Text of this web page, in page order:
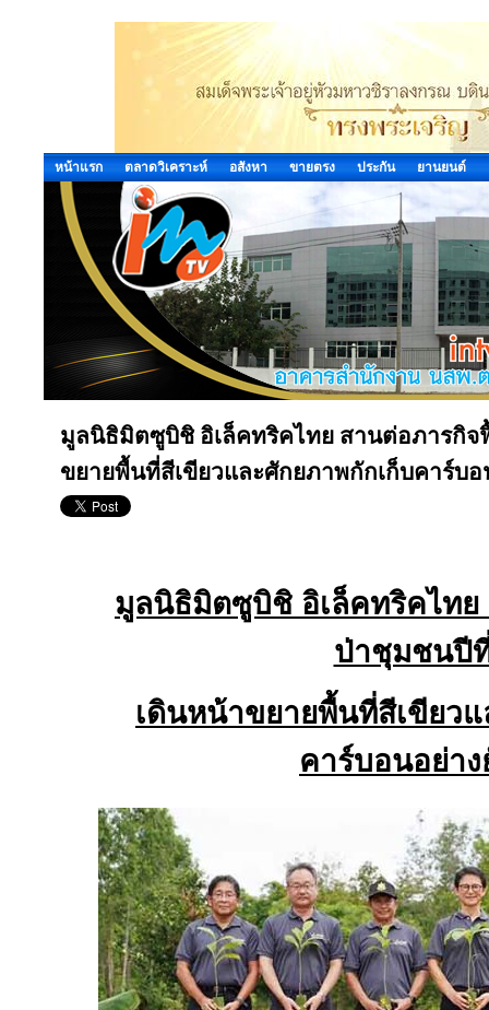
หน้าแรก ตลาดวิเคราะห์ อสังหา ขายตรง ประกัน ยานยนต์
มูลนิธิมิตซูบิชิ อิเล็คทริคไทย สานต่อภารกิ
ขยายพื้นที่สีเขียวและศักยภาพกักเก็บคาร์บอ
มูลนิธิมิตซูบิชิ อิเล็คทริคไท
ป่าชุมชนปี
เดินหน้าขยายพื้นที่สีเขียว
คาร์บอนอย่าง